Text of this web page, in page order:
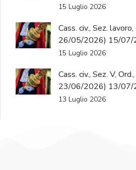
15 Luglio 2026
Cass. civ., Sez.
26/05/2026) 15/07/
15 Luglio 2026
Cass. civ., Sez. V,
23/06/2026) 13/07/
13 Luglio 2026